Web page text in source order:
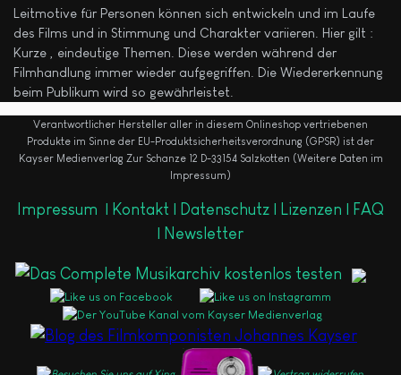
Leitmotive für Personen können sich entwickeln und im Laufe
des Films und in Stimmung und Charakter variieren. Hier gilt :
Kurze , eindeutige Themen. Diese werden während der
Filmhandlung immer wieder aufgegriffen. Die Wiedererkennung
beim Publikum wird so gewährleistet.
Verantwortlicher Hersteller aller in diesem Onlineshop vertriebenen
Produkte im Sinne der EU-Produktsicherheitsverordnung (GPSR) ist der
Kayser Medienverlag Zur Schanze 12 D-33154 Salzkotten (Weitere Daten im
Impressum)
Impressum | Kontakt | Datenschutz | Lizenzen | FAQ
| Newsletter